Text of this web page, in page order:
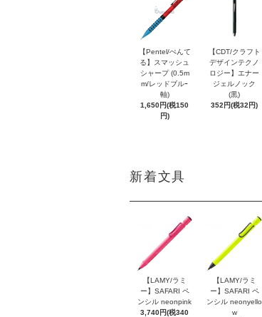
【Pentel/ぺんて
る】スマッシュ
シャープ (0.5m
m/レッドブルｰ
軸)
1,650円(税150
円)
【CDT/クラフト
デザインテクノ
ロジー】エナー
ジェルノック
(黒)
352円(税32円)
新着文具
【LAMY/ラミ
ー】SAFARI ペ
ンシル neonpink
3,740円(税340
【LAMY/ラミ
ー】SAFARI ペ
ンシル neonyello
w